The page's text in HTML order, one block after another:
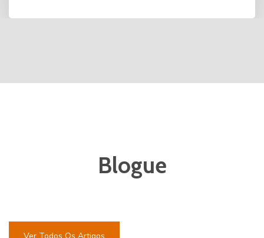
Blogue